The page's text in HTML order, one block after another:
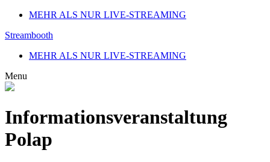
MEHR ALS NUR LIVE-STREAMING
Streambooth
MEHR ALS NUR LIVE-STREAMING
Menu
Informationsveranstaltung
Polap